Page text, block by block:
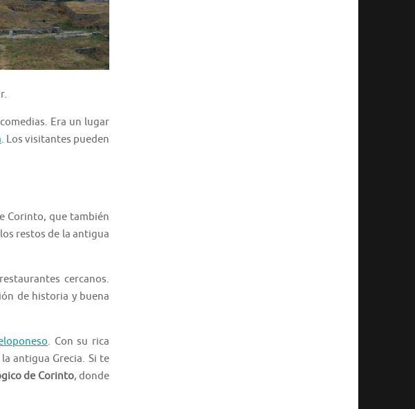
Era un lugar
. Los visitantes pueden
Corinto, que también
restos de la antigua
cercanos.
de historia y buena
. Con su rica
antigua Grecia. Si te
de Corinto, donde